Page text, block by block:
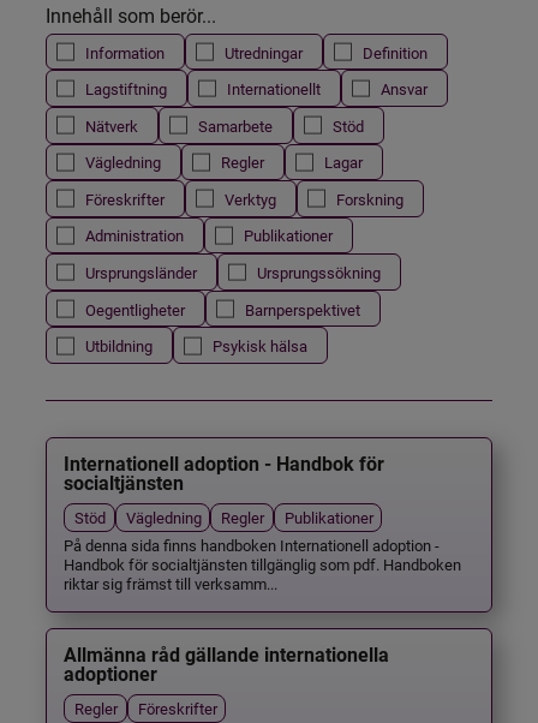
Innehåll som berör...
Information Utredningar
Definition
Lagstiftning
Internationellt
Ansvar
Nätverk
Samarbete
Stöd
Vägledning
Regler
Lagar
Föreskrifter
Verktyg
Forskning
Administration
Publikationer
Ursprungsländer
Ursprungssökning
Oegentligheter
Barnperspektivet
Utbildning
Psykisk hälsa
Internationell adoption - Handbok för
socialtjänsten
Stöd Vägledning Regler
Publikationer
På denna sida finns handboken Internationell adoption -
Handbok för socialtjänsten tillgänglig som pdf. Handboken
riktar sig främst till verksamm...
Allmänna råd gällande internationella
adoptioner
Regler
Föreskrifter